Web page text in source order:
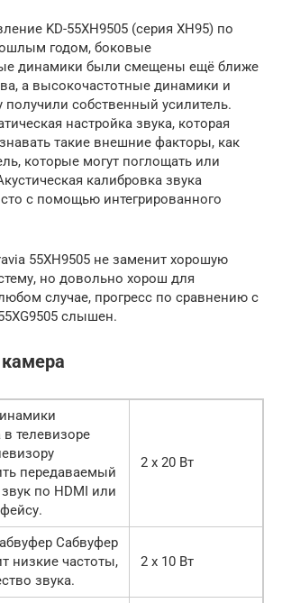
KD-55XH9505 (серия XH95) по
годом, боковые
динамики были смещены ещё ближе
а высокочастотные динамики и
собственный усилитель.
настройка звука, которая
такие внешние факторы, как
которые могут поглощать или
калибровка звука
с помощью интегрированного
55XH9505 не заменит хорошую
но довольно хорош для
случае, прогресс по сравнению с
слышен.
телевизоре
передаваемый
по HDMI или
2 x 20 Вт
Сабвуфер
низкие частоты,
звука.
2 x 10 Вт